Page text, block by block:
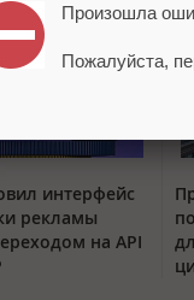
интерфейс
рекламы
на API
Произошла
Пожалуйста,